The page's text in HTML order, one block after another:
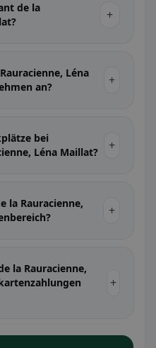
de la
+
Léna
an?
+
bei
Léna Maillat?
+
la Rauracienne,
+
la Rauracienne,
+